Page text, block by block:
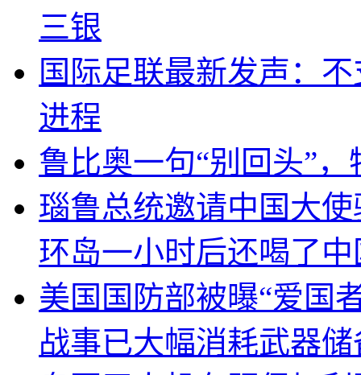
三银
国际足联最新发声：
进程
鲁比奥一句“别回头”
瑙鲁总统邀请中国大
环岛一小时后还喝了
美国国防部被曝“爱国
战事已大幅消耗武器储